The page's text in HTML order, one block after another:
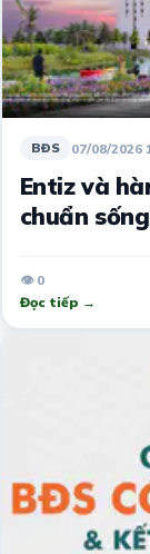
BĐS 07/08/2026
Entiz và
chuẩn
👁 0
Đọc tiếp →